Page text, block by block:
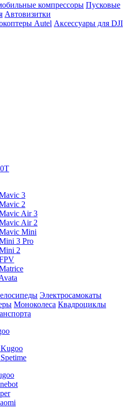
компрессоры Пусковые
Автовизитки
Autel Аксессуары для DJI
3
2
Air 3
Air 2
Mini
3 Pro
2
Электросамокаты
Моноколеса Квадроциклы